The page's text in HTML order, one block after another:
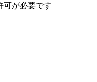
可が必要です